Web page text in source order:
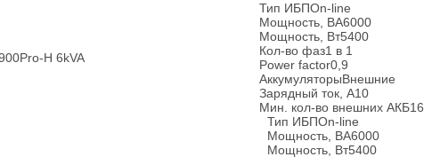
Н 6kVA
Тип ИБПOn-line
Мощность, ВА6000
Мощность, Вт5400
Кол-во фаз1 в 1
Power factor0,9
АккумуляторыВнешние
Зарядный ток, А10
Мин. кол-во внешних АКБ16
Тип ИБПOn-line
Мощность, ВА6000
Мощность, Вт5400